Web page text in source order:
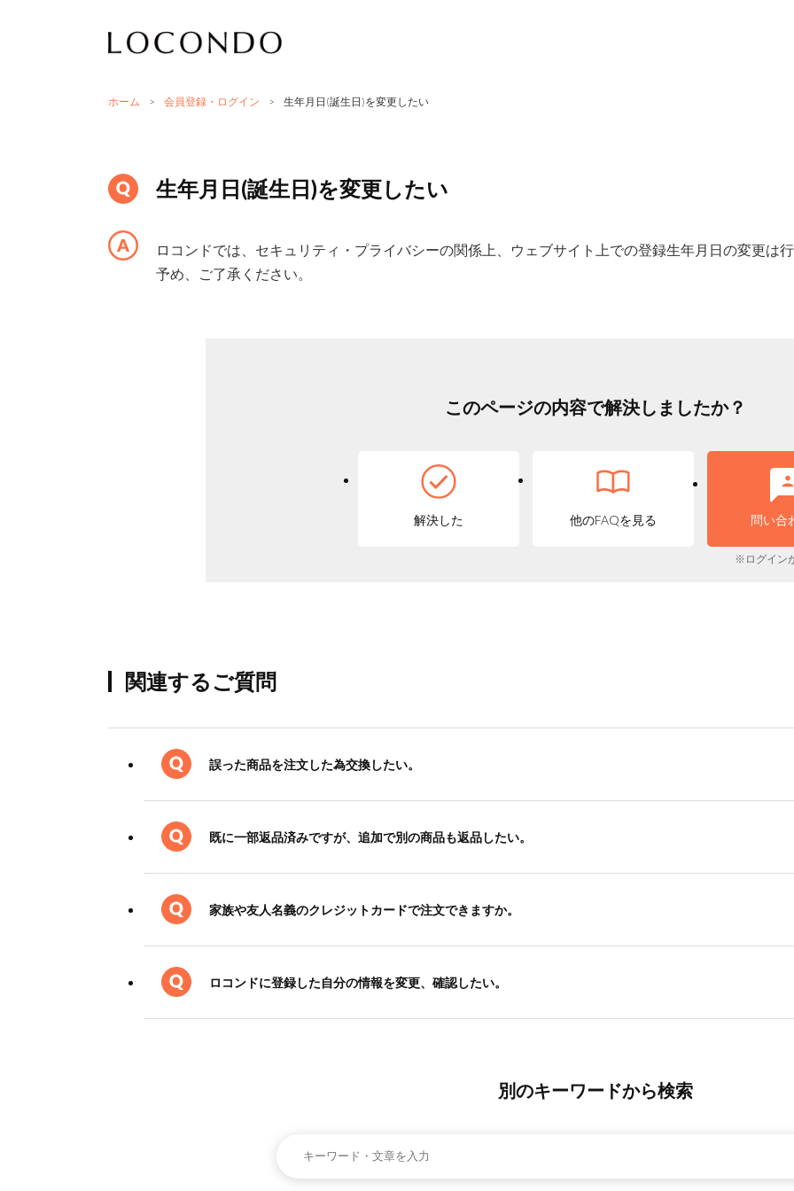
ホーム > 会員登録・ログイン > 生年月日(誕生日)を変更したい
生年月日(誕生日)を変更したい
ロコンドでは、セキュリティ・プライバシーの関係上、ウェブサイト上での登録生年月日の変更は行
予め、ご了承ください。
このページの内容で解決しましたか？
解決した 他のFAQを見る 問い合
※ログイン
関連するご質問
誤った商品を注文した為交換したい。
既に一部返品済みですが、追加で別の商品も返品したい。
家族や友人名義のクレジットカードで注文できますか。
ロコンドに登録した自分の情報を変更、確認したい。
別のキーワードから検索